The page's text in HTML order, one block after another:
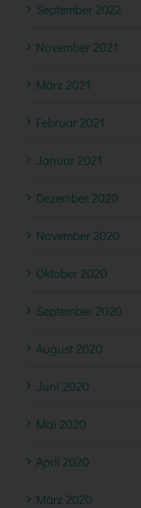
September 2022
November 2021
März 2021
Februar 2021
Januar 2021
Dezember 2020
November 2020
Oktober 2020
September 2020
August 2020
Juni 2020
Mai 2020
April 2020
März 2020